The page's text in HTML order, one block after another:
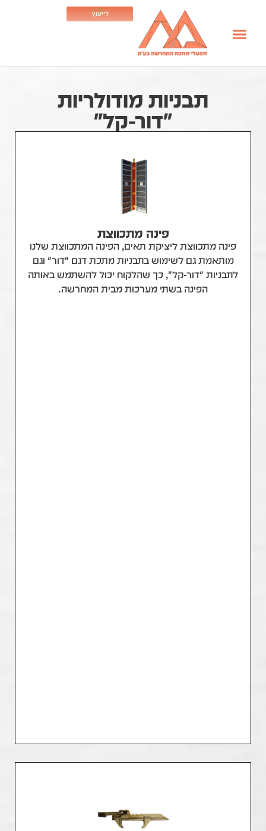
לייעוץ
תבניות מודולריות
"דור-קל"
פינה מתכווצת
פינה מתכווצת ליציקת תאים, הפינה המתכווצת שלנו
מותאמת גם לשימוש בתבניות מתכת דגם "דור" וגם
לתבניות "דור-קל", כך שהלקוח יכול להשתמש באותה
הפינה בשתי מערכות מבית המחרשה.